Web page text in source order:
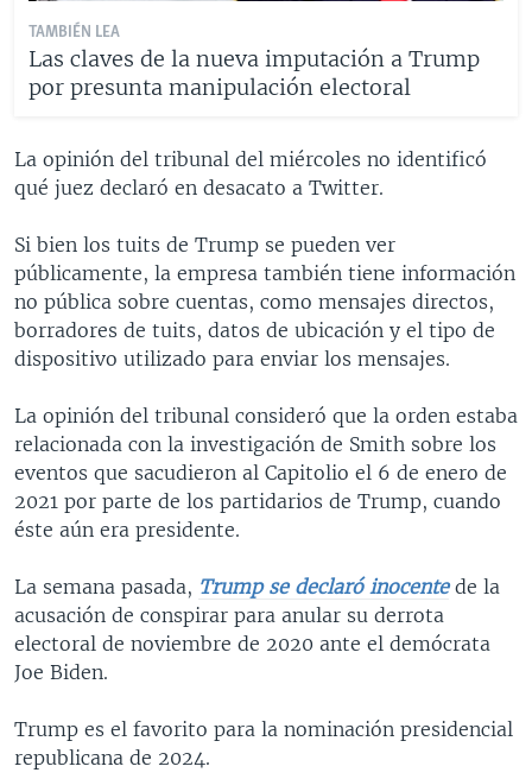
TAMBIÉN LEA
Las claves de la nueva imputación a Trump
por presunta manipulación electoral
La opinión del tribunal del miércoles no identificó
qué juez declaró en desacato a Twitter.
Si bien los tuits de Trump se pueden ver
públicamente, la empresa también tiene información
no pública sobre cuentas, como mensajes directos,
borradores de tuits, datos de ubicación y el tipo de
dispositivo utilizado para enviar los mensajes.
La opinión del tribunal consideró que la orden estaba
relacionada con la investigación de Smith sobre los
eventos que sacudieron al Capitolio el 6 de enero de
2021 por parte de los partidarios de Trump, cuando
éste aún era presidente.
La semana pasada, Trump se declaró inocentede la
acusación de conspirar para anular su derrota
electoral de noviembre de 2020 ante el demócrata
Joe Biden.
Trump es el favorito para la nominación presidencial
republicana de 2024.